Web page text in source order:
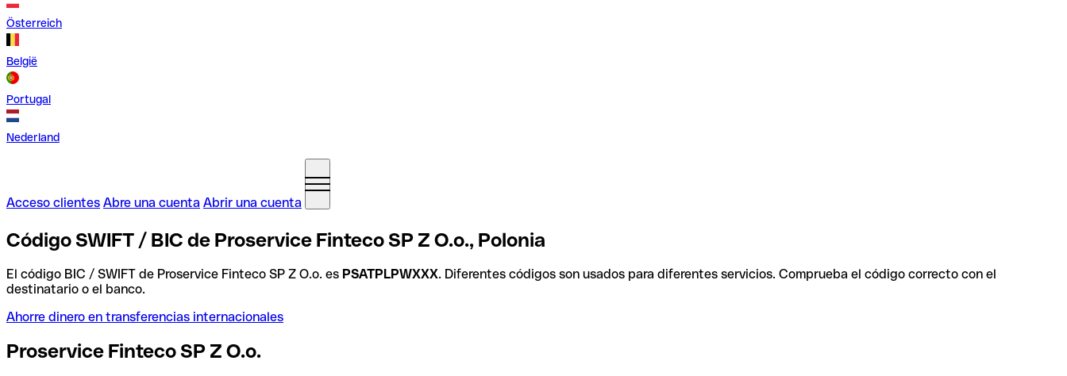
Österreich
België
Portugal
Nederland
Acceso clientes Abre una cuenta Abrir una cuenta
Código SWIFT / BIC de Proservice Finteco SP Z O.o., Polonia
El código BIC / SWIFT de Proservice Finteco SP Z O.o. es PSATPLPWXXX. Diferentes códigos son usados para diferentes servicios. Comprueba el código correcto con el
destinatario o el banco.
Ahorre dinero en transferencias internacionales
Proservice Finteco SP Z O.o.